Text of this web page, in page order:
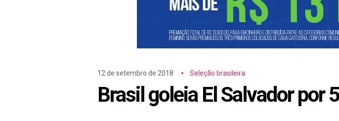
12 de setembro de 2018 Seleção brasileira
Brasil goleia El Salvador por